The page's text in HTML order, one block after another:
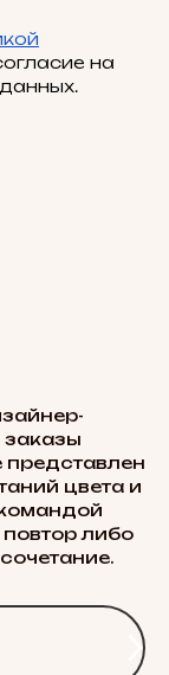
на
заказы
цвета и
либо